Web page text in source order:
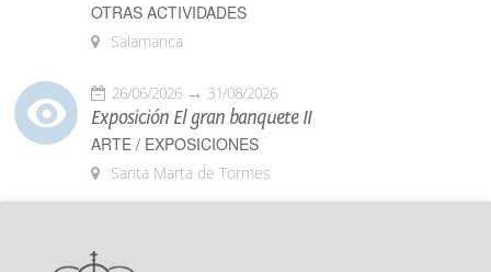
OTRAS ACTIVIDADES
Salamanca
26/06/2026 31/08/2026
Exposición El gran banquete II
ARTE / EXPOSICIONES
Santa Marta de Tormes